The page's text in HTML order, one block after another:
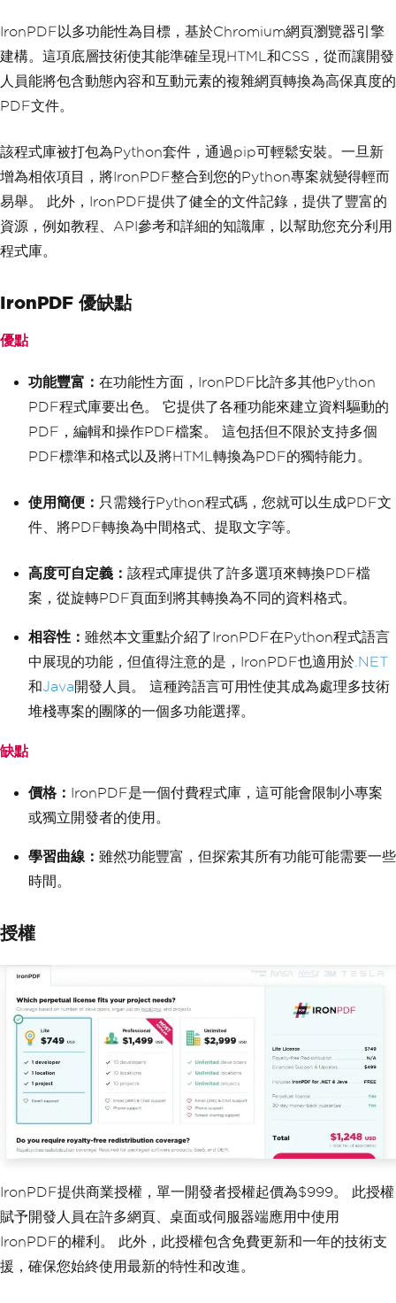
IronPDF以多功能性為目標，基於Chromium網頁瀏覽器引擎
建構。這項底層技術使其能準確呈現HTML和CSS，從而讓開發
人員能將包含動態內容和互動元素的複雜網頁轉換為高保真度的
PDF文件。
該程式庫被打包為Python套件，通過pip可輕鬆安裝。一旦新
增為相依項目，將IronPDF整合到您的Python專案就變得輕而
易舉。 此外，IronPDF提供了健全的文件記錄，提供了豐富的
資源，例如教程、API參考和詳細的知識庫，以幫助您充分利用
程式庫。
IronPDF 優缺點
優點
功能豐富： 在功能性方面，IronPDF比許多其他Python
PDF程式庫要出色。 它提供了各種功能來建立資料驅動的
PDF，編輯和操作PDF檔案。 這包括但不限於支持多個
PDF標準和格式以及將HTML轉換為PDF的獨特能力。
使用簡便： 只需幾行Python程式碼，您就可以生成PDF文
件、將PDF轉換為中間格式、提取文字等。
高度可自定義： 該程式庫提供了許多選項來轉換PDF檔
案，從旋轉PDF頁面到將其轉換為不同的資料格式。
相容性： 雖然本文重點介紹了IronPDF在Python程式語言
中展現的功能，但值得注意的是，IronPDF也適用於 .NET
和Java開發人員。 這種跨語言可用性使其成為處理多技術
堆棧專案的團隊的一個多功能選擇。
缺點
價格： IronPDF是一個付費程式庫，這可能會限制小專案
或獨立開發者的使用。
學習曲線： 雖然功能豐富，但探索其所有功能可能需要一些
時間。
授權
IronPDF提供商業授權，單一開發者授權起價為$999。 此授權
賦予開發人員在許多網頁、桌面或伺服器端應用中使用
IronPDF的權利。 此外，此授權包含免費更新和一年的技術支
援，確保您始終使用最新的特性和改進。